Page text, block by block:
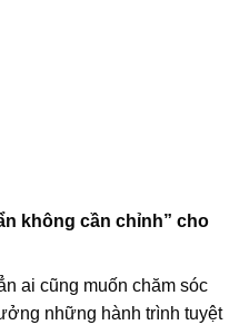
không cần chỉnh” cho
ai cũng muốn chăm sóc
những hành trình tuyệt